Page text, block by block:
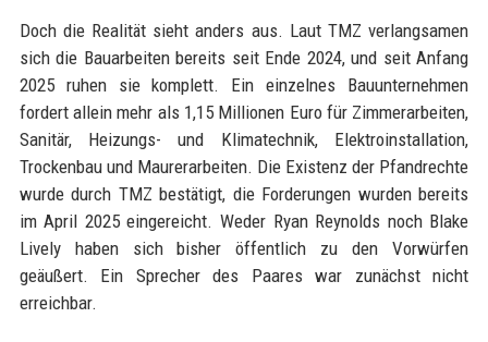
Doch die Realität sieht anders aus. Laut TMZ verlangsamen
sich die Bauarbeiten bereits seit Ende 2024, und seit Anfang
2025 ruhen sie komplett. Ein einzelnes Bauunternehmen
fordert allein mehr als 1,15 Millionen Euro für Zimmerarbeiten,
Sanitär, Heizungs- und Klimatechnik, Elektroinstallation,
Trockenbau und Maurerarbeiten. Die Existenz der Pfandrechte
wurde durch TMZ bestätigt, die Forderungen wurden bereits
im April 2025 eingereicht. Weder Ryan Reynolds noch Blake
Lively haben sich bisher öffentlich zu den Vorwürfen
geäußert. Ein Sprecher des Paares war zunächst nicht
erreichbar.